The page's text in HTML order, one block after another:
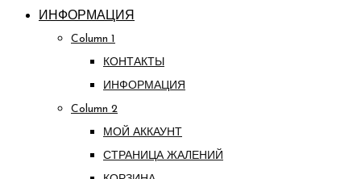
ИНФОРМАЦИЯ
Column 1
КОНТАКТЫ
ИНФОРМАЦИЯ
Column 2
МОЙ АККАУНТ
СТРАНИЦА ЖАЛЕНИЙ